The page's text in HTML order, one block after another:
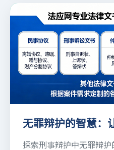
无罪辩护的智慧：
探索刑事辩护中无罪辩